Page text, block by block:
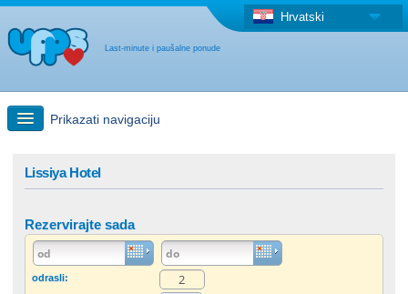
Last-minute i paušalne ponude
Hrvatski
Prikazati navigaciju
"Last Minute"ponuda + Paušalna ponuda
Lissiya Hotel
Rezervirajte sada
odrasli: